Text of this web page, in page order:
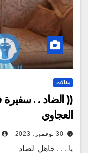
مقالات
العجاوي
30 نوفمبر، 2023
يا . . . جاهل الضاد